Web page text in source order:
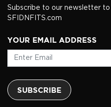
Subscribe to our newsletter
SFIDNFITS.com
YOUR EMAIL ADDRESS
SUBSCRIBE